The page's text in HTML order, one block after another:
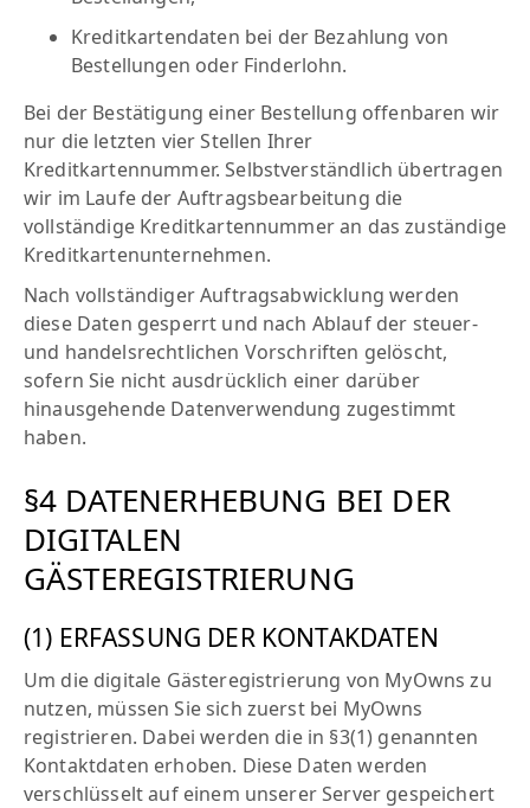
Kreditkartendaten bei der Bezahlung von
Bestellungen oder Finderlohn.
Bei der Bestätigung einer Bestellung offenbaren wir
nur die letzten vier Stellen Ihrer
Kreditkartennummer. Selbstverständlich übertragen
wir im Laufe der Auftragsbearbeitung die
vollständige Kreditkartennummer an das zuständige
Kreditkartenunternehmen.
Nach vollständiger Auftragsabwicklung werden
diese Daten gesperrt und nach Ablauf der steuer-
und handelsrechtlichen Vorschriften gelöscht,
sofern Sie nicht ausdrücklich einer darüber
hinausgehende Datenverwendung zugestimmt
haben.
§4 DATENERHEBUNG BEI DER
DIGITALEN
GÄSTEREGISTRIERUNG
(1) ERFASSUNG DER KONTAKDATEN
Um die digitale Gästeregistrierung von MyOwns zu
nutzen, müssen Sie sich zuerst bei MyOwns
registrieren. Dabei werden die in §3(1) genannten
Kontaktdaten erhoben. Diese Daten werden
verschlüsselt auf einem unserer Server gespeichert